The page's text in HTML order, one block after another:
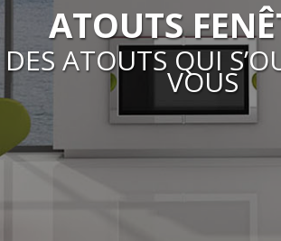
ATOUTS
DES ATOUTS QUI
VOUS